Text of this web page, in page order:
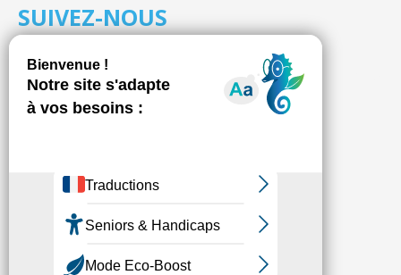
SUIVEZ-NOUS
Fédésap © 2021
Mentions légales